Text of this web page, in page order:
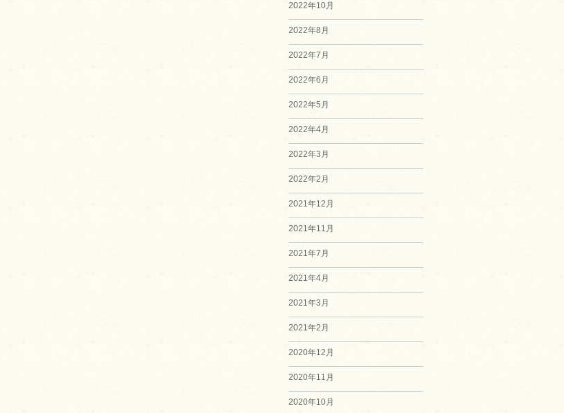
2022年10月
2022年8月
2022年7月
2022年6月
2022年5月
2022年4月
2022年3月
2022年2月
2021年12月
2021年11月
2021年7月
2021年4月
2021年3月
2021年2月
2020年12月
2020年11月
2020年10月